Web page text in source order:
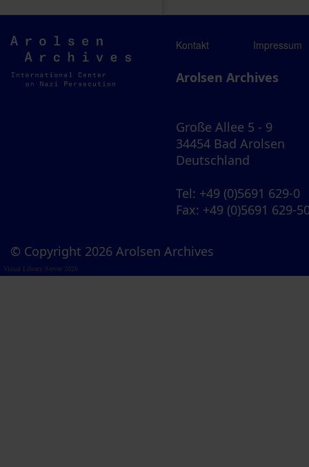
Arolsen
Archives
Kontakt Impressum
Arolsen Archives
Große Allee 5 - 9
34454 Bad Arolsen
Deutschland
Tel: +49 (0)5691 629-0
Fax: +49 (0)5691 629-
© Copyright 2026 Arolsen Archives
Visual Library Server 2026